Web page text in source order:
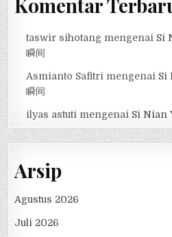
taswir sihotang mengenai Si
瞬间
Asmianto Safitri mengenai Si
瞬间
ilyas astuti mengenai Si Nian
Arsip
Agustus 2026
Juli 2026